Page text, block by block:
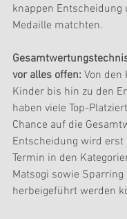
knappen Entscheidung
Medaille matchten.
vor alles offen: Von den
Kinder bis hin zu den
haben viele Top-
Chance auf die
Entscheidung wird erst
Termin in den
Matsogi sowie
herbeigeführt werden